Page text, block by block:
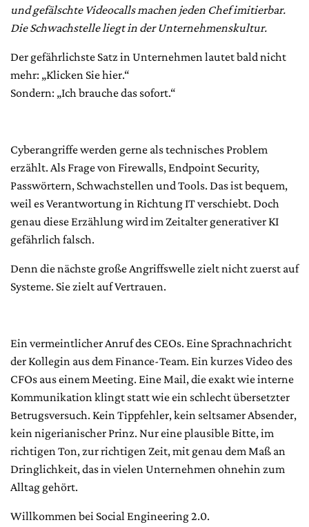
und gefälschte Videocalls machen jeden Chef imitierbar.
Die Schwachstelle liegt in der Unternehmenskultur.
Der gefährlichste Satz in Unternehmen lautet bald nicht
mehr: „Klicken Sie hier.“
Sondern: „Ich brauche das sofort.“
Cyberangriffe werden gerne als technisches Problem
erzählt. Als Frage von Firewalls, Endpoint Security,
Passwörtern, Schwachstellen und Tools. Das ist bequem,
weil es Verantwortung in Richtung IT verschiebt. Doch
genau diese Erzählung wird im Zeitalter generativer KI
gefährlich falsch.
Denn die nächste große Angriffswelle zielt nicht zuerst auf
Systeme. Sie zielt auf Vertrauen.
Ein vermeintlicher Anruf des CEOs. Eine Sprachnachricht
der Kollegin aus dem Finance-Team. Ein kurzes Video des
CFOs aus einem Meeting. Eine Mail, die exakt wie interne
Kommunikation klingt statt wie ein schlecht übersetzter
Betrugsversuch. Kein Tippfehler, kein seltsamer Absender,
kein nigerianischer Prinz. Nur eine plausible Bitte, im
richtigen Ton, zur richtigen Zeit, mit genau dem Maß an
Dringlichkeit, das in vielen Unternehmen ohnehin zum
Alltag gehört.
Willkommen bei Social Engineering 2.0.